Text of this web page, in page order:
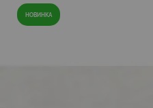
НОВИНКА